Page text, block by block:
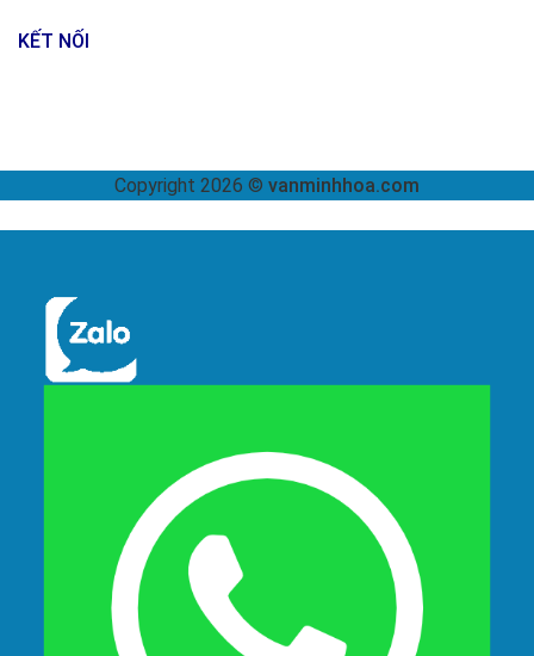
KẾT NỐI
Copyright 2026 © vanminhhoa.com